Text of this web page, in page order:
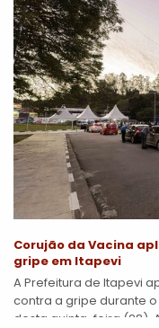
Corujão da Vacina
gripe em Itapevi
A Prefeitura de Itapevi
contra a gripe durante
desta quinta-feira (28).